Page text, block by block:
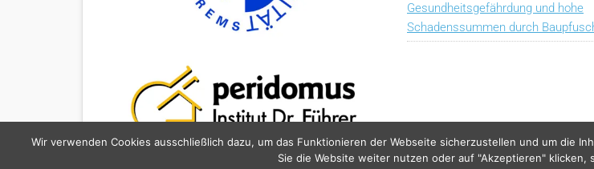
Gesundheitsgefährdung und hohe
Schadenssummen durch
Wir verwenden Cookies ausschließlich dazu, um das Funktionieren der Webseite sicherzustellen und um die
Sie die Website weiter nutzen oder auf "Akzeptieren" klicken,